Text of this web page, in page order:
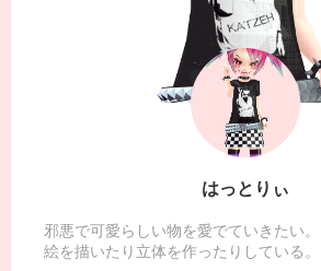
はっとりぃ
邪悪で可愛らしい物を愛でていきたい。
絵を描いたり立体を作ったりしている。